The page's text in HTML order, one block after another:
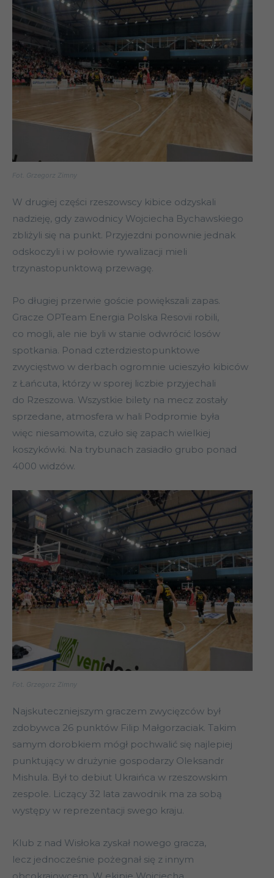
Fot. Grzegorz Zimny
W drugiej części rzeszowscy kibice odzyskali
nadzieję, gdy zawodnicy Wojciecha Bychawskiego
zbliżyli się na punkt. Przyjezdni ponownie jednak
odskoczyli i w połowie rywalizacji mieli
trzynastopunktową przewagę.
Po długiej przerwie goście powiększali zapas.
Gracze OPTeam Energia Polska Resovii robili,
co mogli, ale nie byli w stanie odwrócić losów
spotkania. Ponad czterdziestopunktowe
zwycięstwo w derbach ogromnie ucieszyło kibiców
z Łańcuta, którzy w sporej liczbie przyjechali
do Rzeszowa. Wszystkie bilety na mecz zostały
sprzedane, atmosfera w hali Podpromie była
więc niesamowita, czuło się zapach wielkiej
koszykówki. Na trybunach zasiadło grubo ponad
4000 widzów.
Fot. Grzegorz Zimny
Najskuteczniejszym graczem zwycięzców był
zdobywca 26 punktów Filip Małgorzaciak. Takim
samym dorobkiem mógł pochwalić się najlepiej
punktujący w drużynie gospodarzy Oleksandr
Mishula. Był to debiut Ukraińca w rzeszowskim
zespole. Liczący 32 lata zawodnik ma za sobą
występy w reprezentacji swego kraju.
Klub z nad Wisłoka zyskał nowego gracza,
lecz jednocześnie pożegnał się z innym
obcokrajowcem. W ekipie Wojciecha